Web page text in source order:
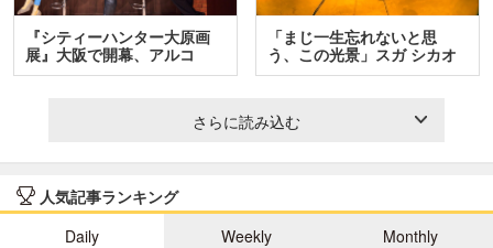
『シティーハンター大原画
展』大阪で開幕、アルコ
＆…
「まじ一生忘れないと思
う、この光景」スガ シカオ
と…
さらに読み込む
人気記事ランキング
Daily
Weekly Monthly